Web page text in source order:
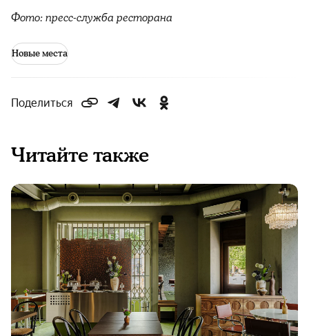
Фото: пресс-служба ресторана
Новые места
Поделиться
Читайте также